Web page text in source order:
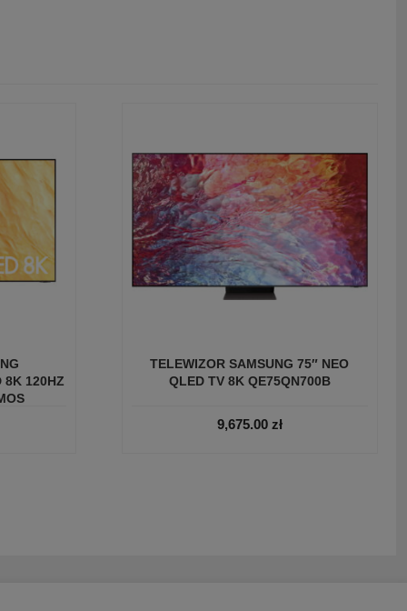
8K 120HZ
TELEWIZOR SAMSUNG 75″ NEO
QLED TV 8K QE75QN700B
9,675.00 zł